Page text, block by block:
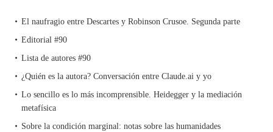
El naufragio entre Descartes y Robinson Crusoe. Segunda parte
Editorial #90
Lista de autores #90
¿Quién es la autora? Conversación entre Claude.ai y yo
Lo sencillo es lo más incomprensible. Heidegger y la mediación
metafísica
Sobre la condición marginal: notas sobre las humanidades